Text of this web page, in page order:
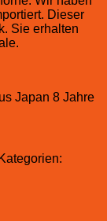
Dieser
Sie erhalten
Japan 8 Jahre
Kategorien: